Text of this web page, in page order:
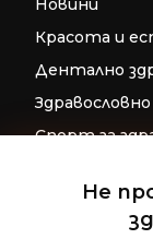
Не
Новини
Красота и
Дентално
Спорт за
Детско